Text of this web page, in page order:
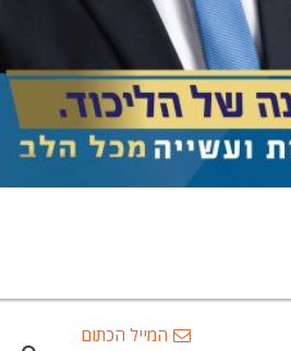
המייל הכתום